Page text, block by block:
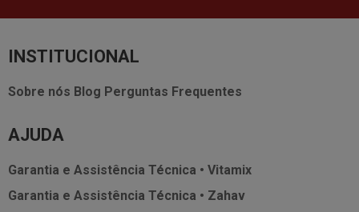
INSTITUCIONAL
Sobre nós Blog Perguntas Frequentes
AJUDA
Garantia e Assistência Técnica • Vitamix
Garantia e Assistência Técnica • Zahav